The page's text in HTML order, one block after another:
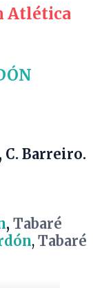
Atlética
C. Barreiro.
, Tabaré
, Tabaré